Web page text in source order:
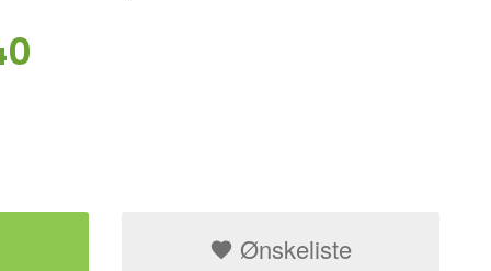
Ønskeliste